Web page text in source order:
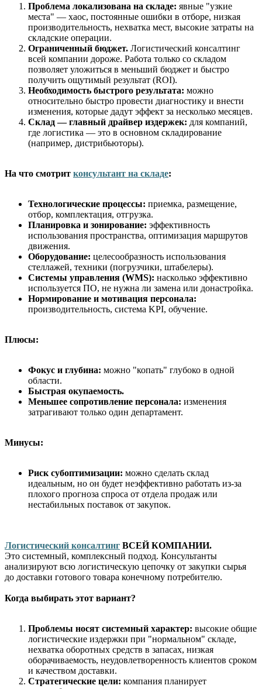
Проблема локализована на складе: явные "узкие
места" — хаос, постоянные ошибки в отборе, низкая
производительность, нехватка мест, высокие затраты на
складские операции.
Ограниченный бюджет. Логистический консалтинг
всей компании дороже. Работа только со складом
позволяет уложиться в меньший бюджет и быстро
получить ощутимый результат (ROI).
Необходимость быстрого результата: можно
относительно быстро провести диагностику и внести
изменения, которые дадут эффект за несколько месяцев.
Склад — главный драйвер издержек: для компаний,
где логистика — это в основном складирование
(например, дистрибьюторы).
На что смотрит консультант на складе:
Технологические процессы: приемка, размещение,
отбор, комплектация, отгрузка.
Планировка и зонирование: эффективность
использования пространства, оптимизация маршрутов
движения.
Оборудование: целесообразность использования
стеллажей, техники (погрузчики, штабелеры).
Системы управления (WMS): насколько эффективно
используется ПО, не нужна ли замена или донастройка.
Нормирование и мотивация персонала:
производительность, система KPI, обучение.
Плюсы:
Фокус и глубина: можно "копать" глубоко в одной
области.
Быстрая окупаемость.
Меньшее сопротивление персонала: изменения
затрагивают только один департамент.
Минусы:
Риск субоптимизации: можно сделать склад
идеальным, но он будет неэффективно работать из-за
плохого прогноза спроса от отдела продаж или
нестабильных поставок от закупок.
Логистический консалтинг ВСЕЙ КОМПАНИИ.
Это системный, комплексный подход. Консультанты
анализируют всю логистическую цепочку от закупки сырья
до доставки готового товара конечному потребителю.
Когда выбирать этот вариант?
Проблемы носят системный характер: высокие общие
логистические издержки при "нормальном" складе,
нехватка оборотных средств в запасах, низкая
оборачиваемость, неудовлетворенность клиентов сроком
и качеством доставки.
Стратегические цели: компания планирует